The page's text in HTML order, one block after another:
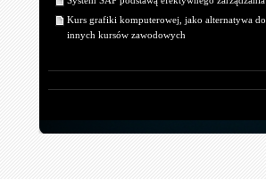
Kurs grafiki komputerowej, jako alternatywa do
innych kursów zawodowych